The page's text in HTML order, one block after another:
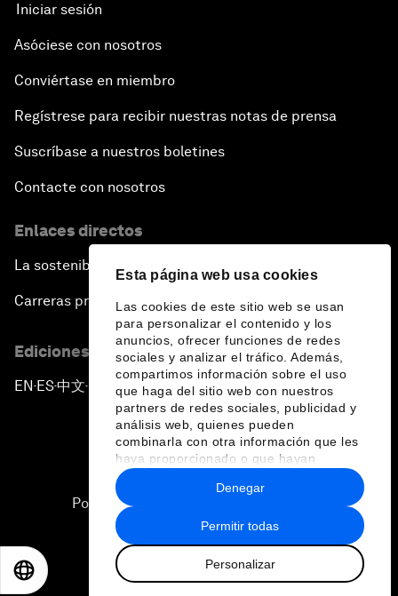
Esta página web usa cookies
Las cookies de este sitio web se usan
para personalizar el contenido y los
anuncios, ofrecer funciones de redes
sociales y analizar el tráfico. Además,
compartimos información sobre el uso
que haga del sitio web con nuestros
partners de redes sociales, publicidad y
análisis web, quienes pueden
combinarla con otra información que les
haya proporcionado o que hayan
recopilado a partir del uso que haya
hecho de sus servicios.
Permitir todas
Personalizar
Denegar
Iniciar sesión
Asóciese con nosotros
Conviértase en miembro
Regístrese para recibir nuestras notas de prensa
Suscríbase a nuestros boletines
Contacte con nosotros
Enlaces directos
La sostenibilidad en el Foro
Carreras profesionales
Ediciones en otros idiomas
EN ▪ ES▪中文▪ 日本語
Política de privacidad y normas de uso
2026 Foro Económico Mundial